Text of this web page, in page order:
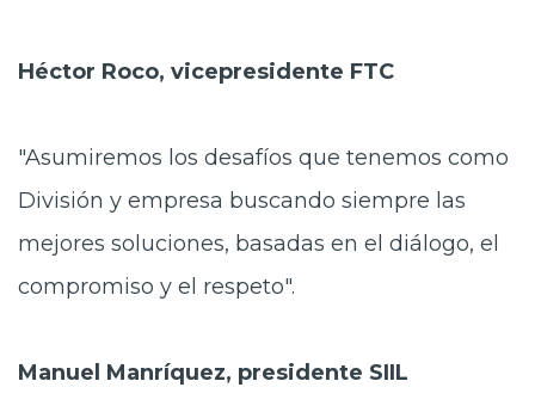
Héctor Roco, vicepresidente FTC
"Asumiremos los desafíos que tenemos como
División y empresa buscando siempre las
mejores soluciones, basadas en el diálogo, el
compromiso y el respeto".
Manuel Manríquez, presidente SIIL